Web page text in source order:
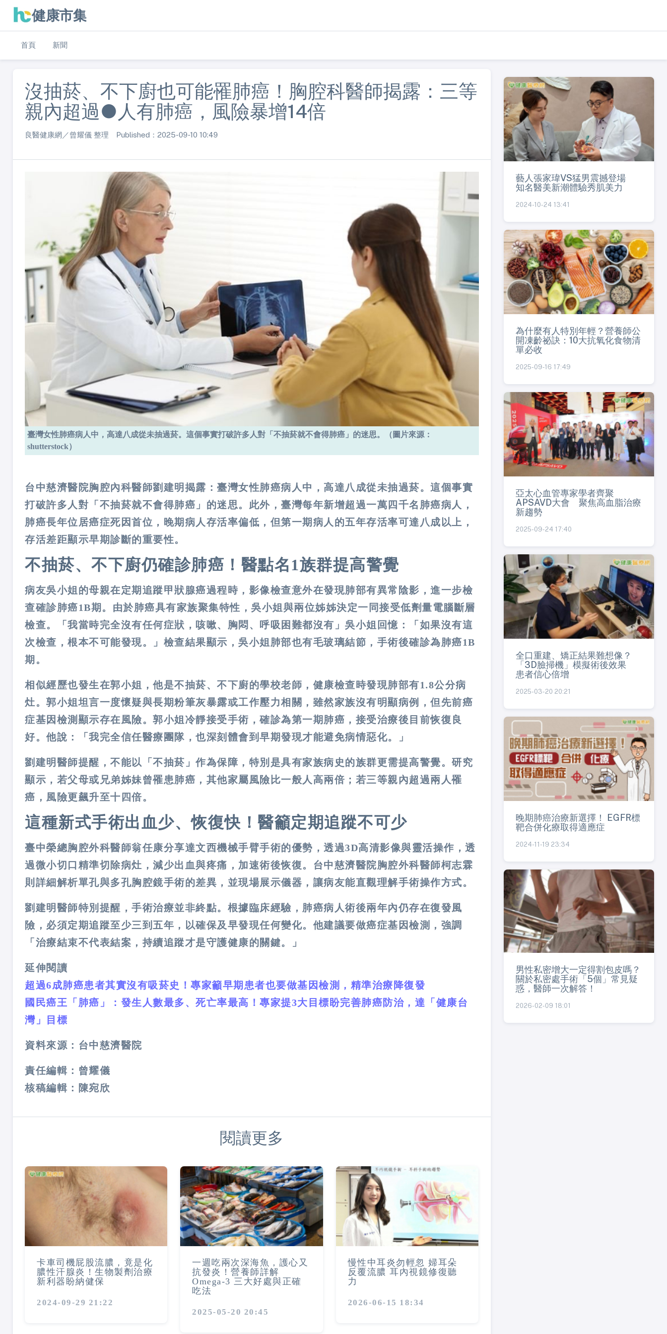
健康市集
首頁 新聞
沒抽菸、不下廚也可能罹肺癌！胸腔科醫師揭露：三等
親內超過●人有肺癌，風險暴增14倍
良醫健康網／曾耀儀 整理 Published：2025-09-10 10:49
臺灣女性肺癌病人中，高達八成從未抽過菸。這個事實打破許多人對「不抽菸就不會得肺癌」的迷思。（圖片來源：
shutterstock）
台中慈濟醫院胸腔內科醫師劉建明揭露：臺灣女性肺癌病人中，高達八成從未抽過菸。這個事實
打破許多人對「不抽菸就不會得肺癌」的迷思。此外，臺灣每年新增超過一萬四千名肺癌病人，
肺癌長年位居癌症死因首位，晚期病人存活率偏低，但第一期病人的五年存活率可達八成以上，
存活差距顯示早期診斷的重要性。
不抽菸、不下廚仍確診肺癌！醫點名1族群提高警覺
病友吳小姐的母親在定期追蹤甲狀腺癌過程時，影像檢查意外在發現肺部有異常陰影，進一步檢
查確診肺癌1B期。由於肺癌具有家族聚集特性，吳小姐與兩位姊姊決定一同接受低劑量電腦斷層
檢查。「我當時完全沒有任何症狀，咳嗽、胸悶、呼吸困難都沒有」吳小姐回憶：「如果沒有這
次檢查，根本不可能發現。」檢查結果顯示，吳小姐肺部也有毛玻璃結節，手術後確診為肺癌1B
期。
相似經歷也發生在郭小姐，他是不抽菸、不下廚的學校老師，健康檢查時發現肺部有1.8公分病
灶。郭小姐坦言一度懷疑與長期粉筆灰暴露或工作壓力相關，雖然家族沒有明顯病例，但先前癌
症基因檢測顯示存在風險。郭小姐冷靜接受手術，確診為第一期肺癌，接受治療後目前恢復良
好。他說：「我完全信任醫療團隊，也深刻體會到早期發現才能避免病情惡化。」
劉建明醫師提醒，不能以「不抽菸」作為保障，特別是具有家族病史的族群更需提高警覺。研究
顯示，若父母或兄弟姊妹曾罹患肺癌，其他家屬風險比一般人高兩倍； 若三等親內超過兩人罹
癌，風險更飆升至十四倍。
這種新式手術出血少、恢復快！醫籲定期追蹤不可少
臺中榮總胸腔外科醫師翁任康分享達文西機械手臂手術的優勢，透過3D高清影像與靈活操作，透
過微小切口精準切除病灶，減少出血與疼痛，加速術後恢復。台中慈濟醫院胸腔外科醫師柯志霖
則詳細解析單孔與多孔胸腔鏡手術的差異，並現場展示儀器，讓病友能直觀理解手術操作方式。
劉建明醫師特別提醒，手術治療並非終點。根據臨床經驗，肺癌病人術後兩年內仍存在復發風
險，必須定期追蹤至少三到五年，以確保及早發現任何變化。他建議要做癌症基因檢測，強調
「治療結束不代表結案，持續追蹤才是守護健康的關鍵。」
延伸閱讀
超過6成肺癌患者其實沒有吸菸史！專家籲早期患者也要做基因檢測，精準治療降復發
國民癌王「肺癌」：發生人數最多、死亡率最高！專家提3大目標盼完善肺癌防治，達「健康台
灣」目標
資料來源：台中慈濟醫院
責任編輯：曾耀儀
核稿編輯：陳宛欣
閱讀更多
卡車司機屁股流膿，竟是化
膿性汗腺炎！生物製劑治療
新利器盼納健保
2024-09-29 21:22
一週吃兩次深海魚，護心又
抗發炎！營養師詳解
Omega-3 三大好處與正確
吃法
2025-05-20 20:45
慢性中耳炎勿輕忽 婦耳朵
反覆流膿 耳內視鏡修復聽
力
2026-06-15 18:34
藝人張家瑋VS猛男震撼登場
知名醫美新潮體驗秀肌美力
2024-10-24 13:41
為什麼有人特別年輕？營養師公
開凍齡祕訣：10大抗氧化食物清
單必收
2025-09-16 17:49
亞太心血管專家學者齊聚
APSAVD大會 聚焦高血脂治療
新趨勢
2025-09-24 17:40
全口重建、矯正結果難想像？
「3D臉掃機」模擬術後效果
患者信心倍增
2025-03-20 20:21
晚期肺癌治療新選擇！ EGFR標
靶合併化療取得適應症
2024-11-19 23:34
男性私密增大一定得割包皮嗎？
關於私密處手術「5個」常見疑
惑，醫師一次解答！
2026-02-09 18:01